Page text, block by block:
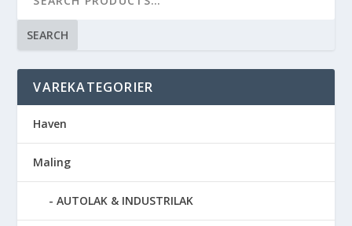
SEARCH
VAREKATEGORIER
Haven
Maling
AUTOLAK & INDUSTRILAK